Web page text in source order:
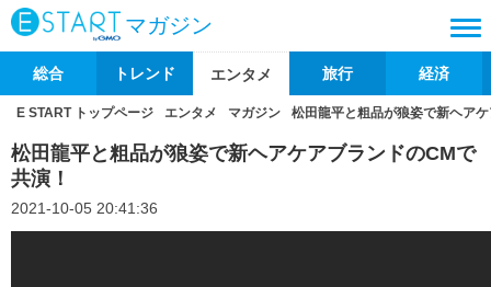
マガジン
総合 トレンド エンタメ 旅行 経済
E START トップページ エンタメ マガジン 松田龍平と粗品が狼姿で新ヘア
松田龍平と粗品が狼姿で新ヘアケアブランドのCMで
共演！
2021-10-05 20:41:36